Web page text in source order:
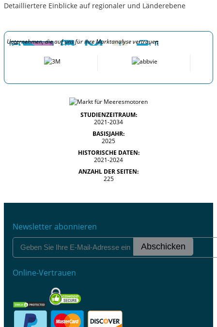
Detailliertere Einblicke auf regionaler und Länderebene
Unternehmen, die auf uns für ihre Marktanalyse vertrauen
STUDIENZEITRAUM:
2021-2034
BASISJAHR:
2025
HISTORISCHE DATEN:
2021-2024
ANZAHL DER SEITEN:
225
Newsletter abonnieren
Abschicken
Online-Vertrauen